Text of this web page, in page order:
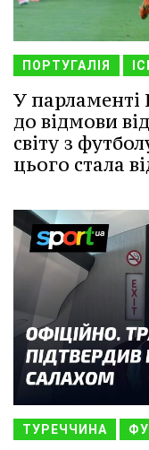
ПОРТУГАЛІЯ
У парламенті
до відмови
світу з
цього стала
ТУРЕЧЧИНА